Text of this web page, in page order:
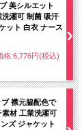
美シルエット
濯可 制菌 吸汗
ット 白衣 ナース
格:6,776円(税込)
襟元脇配色で
材 工業洗濯可
ズ ジャケット